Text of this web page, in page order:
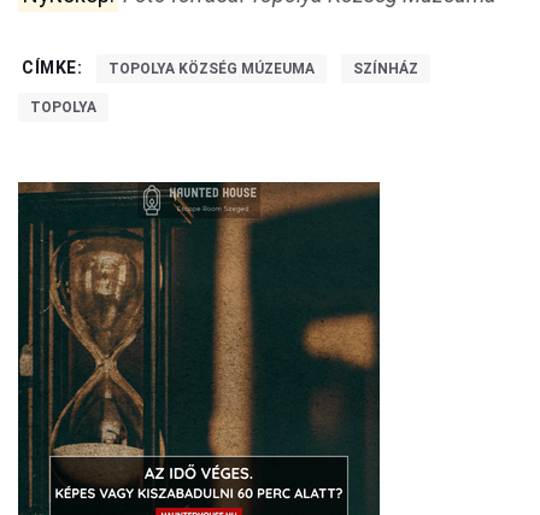
CÍMKE: TOPOLYA KÖZSÉG MÚZEUMA SZÍNHÁZ
TOPOLYA